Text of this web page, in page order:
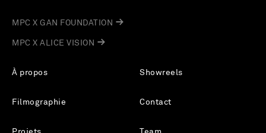
À propos
Filmographie
Showreels
Contact
MPC X GAN FOUNDATION
MPC X ALICE VISION